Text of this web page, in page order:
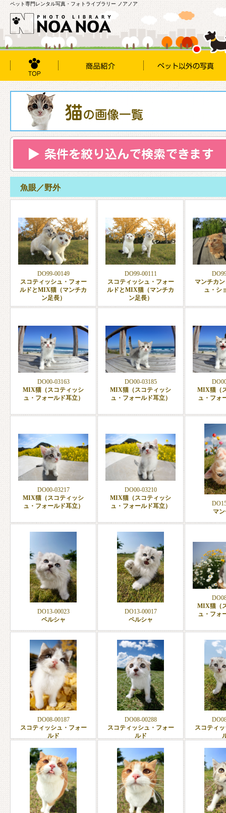
ペット専門レンタル写真・フォトライブラリー ノアノア
魚眼／野外
DO99-00149
スコティッシュ・フォー
ルドとMIX猫（マンチカ
ン足長）
DO99-00111
スコティッシュ・フォー
ルドとMIX猫（マンチカ
ン足長）
マンチカ
ュ・シ
DO00-03163
MIX猫（スコティッシ
ュ・フォールド耳立）
DO00-03185
MIX猫（スコティッシ
ュ・フォールド耳立）
MIX猫（
ュ・フォ
DO00-03217
MIX猫（スコティッシ
ュ・フォールド耳立）
DO00-03210
MIX猫（スコティッシ
ュ・フォールド耳立）
マ
DO13-00023
ペルシャ
DO13-00017
ペルシャ
MIX猫（
ュ・フォ
DO08-00187
スコティッシュ・フォー
ルド
DO08-00288
スコティッシュ・フォー
ルド
スコティ